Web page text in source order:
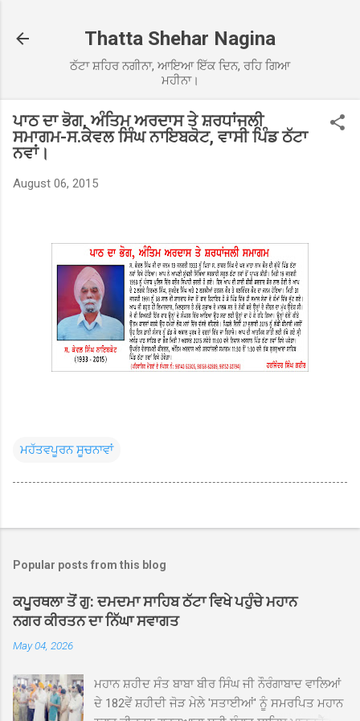
Thatta Shehar Nagina
ਠੱਟਾ ਸ਼ਹਿਰ ਨਗੀਨਾ, ਆਇਆ ਇੱਕ ਦਿਨ, ਰਹਿ ਗਿਆ
ਮਹੀਨਾ।
ਪਾਠ ਦਾ ਭੋਗ, ਅੰਤਿਮ ਅਰਦਾਸ ਤੇ ਸ਼ਰਧਾਂਜਲੀ
ਸਮਾਗਮ-ਸ.ਕੇਵਲ ਸਿੰਘ ਨਾਇਬਕੋਟ, ਵਾਸੀ ਪਿੰਡ ਠੱਟਾ
ਨਵਾਂ।
August 06, 2015
ਮਹੱਤਵਪੂਰਨ ਸੂਚਨਾਵਾਂ
Popular posts from this blog
ਕਪੂਰਥਲਾ ਤੋਂ ਗੁ: ਦਮਦਮਾ ਸਾਹਿਬ ਠੱਟਾ ਵਿਖੇ ਪਹੁੰਚੇ ਮਹਾਨ
ਨਗਰ ਕੀਰਤਨ ਦਾ ਨਿੱਘਾ ਸਵਾਗਤ
May 04, 2026
ਮਹਾਨ ਸ਼ਹੀਦ ਸੰਤ ਬਾਬਾ ਬੀਰ ਸਿੰਘ ਜੀ ਨੌਰੰਗਾਬਾਦ ਵਾਲਿਆਂ
ਦੇ 182ਵੇਂ ਸ਼ਹੀਦੀ ਜੋੜ ਮੇਲੇ 'ਸਤਾਈਆਂ' ਨੂੰ ਸਮਰਪਿਤ ਮਹਾਨ